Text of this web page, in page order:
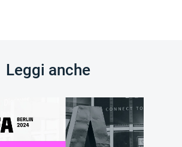
Leggi anche